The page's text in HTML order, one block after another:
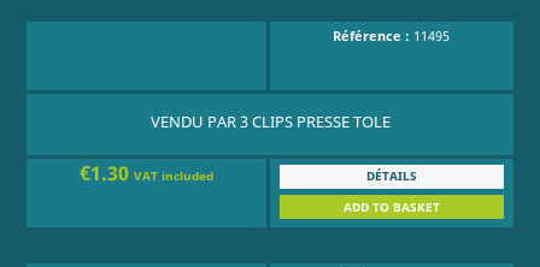
Référence : 11495
VENDU PAR 3 CLIPS PRESSE TOLE
€1.30VAT included
DÉTAILS
ADD TO BASKET